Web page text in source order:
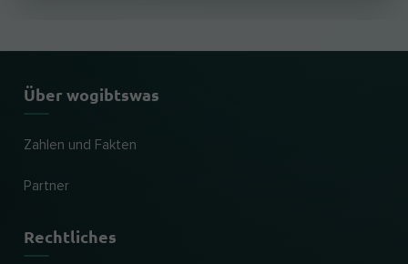
Über wogibtswas
Zahlen und Fakten
Partner
Rechtliches